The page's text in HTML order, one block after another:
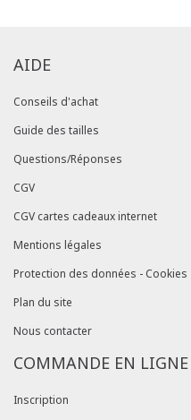
AIDE
Conseils d'achat
Guide des tailles
Questions/Réponses
CGV
CGV cartes cadeaux internet
Mentions légales
Protection des données - Cookies
Plan du site
Nous contacter
COMMANDE EN LIGNE
Inscription